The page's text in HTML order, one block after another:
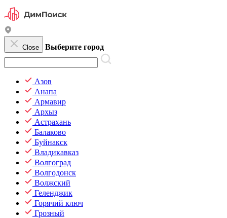
Close Выберите город
Азов
Анапа
Армавир
Архыз
Астрахань
Балаково
Буйнакск
Владикавказ
Волгоград
Волгодонск
Волжский
Геленджик
Горячий ключ
Грозный